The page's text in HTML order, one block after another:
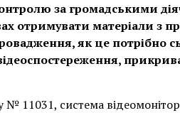
за громадськими
отримувати матеріали з
як це потрібно
№ 11031, система